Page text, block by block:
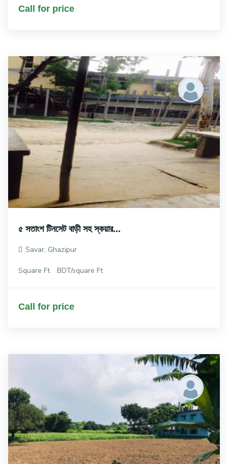
Call for price
৫ সতাংশ টিনসেট বাড়ী সহ স্কয়ার...
Savar, Ghazipur
Square Ft BDT/square Ft
Call for price